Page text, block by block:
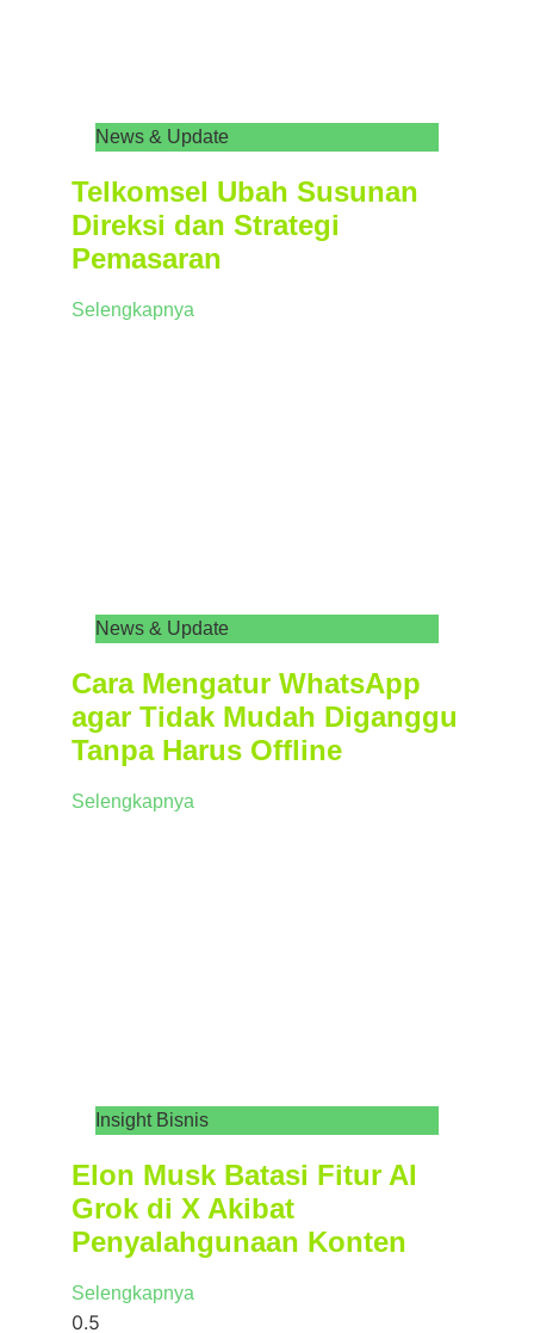
News & Update
Telkomsel Ubah Susunan
Direksi dan Strategi
Pemasaran
Selengkapnya
News & Update
Cara Mengatur WhatsApp
agar Tidak Mudah Diganggu
Tanpa Harus Offline
Selengkapnya
Insight Bisnis
Elon Musk Batasi Fitur AI
Grok di X Akibat
Penyalahgunaan Konten
Selengkapnya